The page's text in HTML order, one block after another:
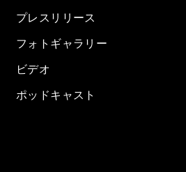
プレスリリース
フォトギャラリー
ビデオ
ポッドキャスト